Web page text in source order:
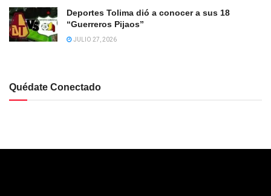
Deportes Tolima dió a conocer a sus 18
“Guerreros Pijaos”
JULIO 27, 2026
Quédate Conectado